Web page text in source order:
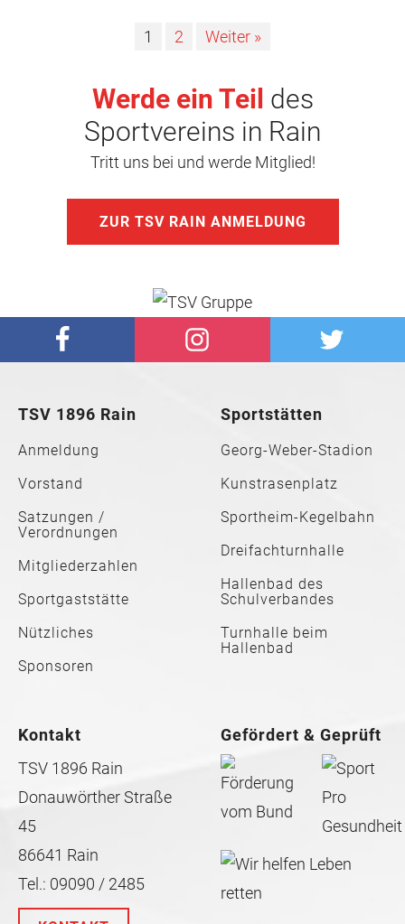
1 2 Weiter »
Werde ein Teil des
Sportvereins in Rain
Tritt uns bei und werde Mitglied!
ZUR TSV RAIN ANMELDUNG
TSV 1896 Rain
Anmeldung
Vorstand
Satzungen /
Verordnungen
Mitgliederzahlen
Sportgaststätte
Nützliches
Sponsoren
Sportstätten
Georg-Weber-Stadion
Kunstrasenplatz
Sportheim-Kegelbahn
Dreifachturnhalle
Hallenbad des
Schulverbandes
Turnhalle beim
Hallenbad
Kontakt
TSV 1896 Rain
Donauwörther Straße
45
86641 Rain
Tel.: 09090 / 2485
Gefördert & Geprüft